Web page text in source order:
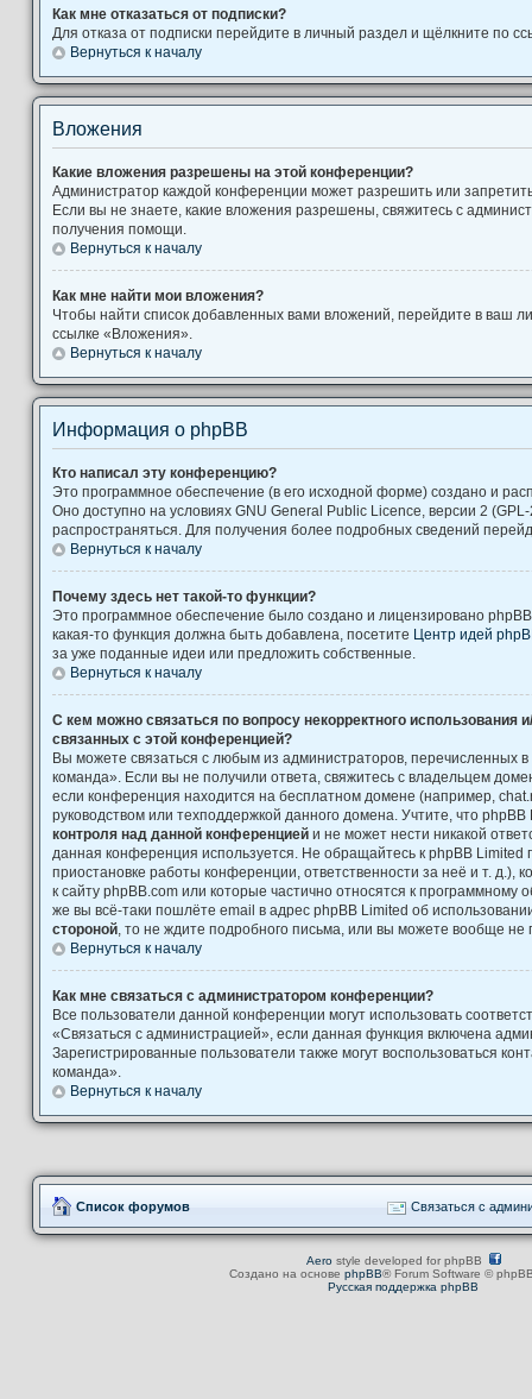
Как мне отказаться от подписки?
Для отказа от подписки перейдите в личный раздел и щёлкните по
Вернуться к началу
Вложения
Какие вложения разрешены на этой конференции?
Администратор каждой конференции может разрешить или
Если вы не знаете, какие вложения разрешены, свяжитесь с
получения помощи.
Вернуться к началу
Как мне найти мои вложения?
Чтобы найти список добавленных вами вложений, перейдите в ваш
ссылке «Вложения».
Вернуться к началу
Информация о phpBB
Кто написал эту конференцию?
Это программное обеспечение (в его исходной форме) создано и
Оно доступно на условиях GNU General Public Licence, версии 2
распространяться. Для получения более подробных сведений
Вернуться к началу
Почему здесь нет такой-то функции?
Это программное обеспечение было создано и лицензировано
какая-то функция должна быть добавлена, посетите Центр идей
за уже поданные идеи или предложить собственные.
Вернуться к началу
С кем можно связаться по вопросу некорректного использования
связанных с этой конференцией?
Вы можете связаться с любым из администраторов, перечисленных
команда». Если вы не получили ответа, свяжитесь с владельцем
если конференция находится на бесплатном домене (например,
руководством или техподдержкой данного домена. Учтите, что
контроля над данной конференцией и не может нести никакой
данная конференция используется. Не обращайтесь к phpBB Limited
приостановке работы конференции, ответственности за неё и т. д.),
к сайту phpBB.com или которые частично относятся к программному
же вы всё-таки пошлёте email в адрес phpBB Limited об
стороной , то не ждите подробного письма, или вы можете вообще не
Вернуться к началу
Как мне связаться с администратором конференции?
Все пользователи данной конференции могут использовать
«Связаться с администрацией», если данная функция включена
Зарегистрированные пользователи также могут воспользоваться
команда».
Вернуться к началу
Список форумов Связаться с
Aerostyle developed for phpBB
Создано на основе phpBB® Forum Software ©
Русская поддержка phpBB